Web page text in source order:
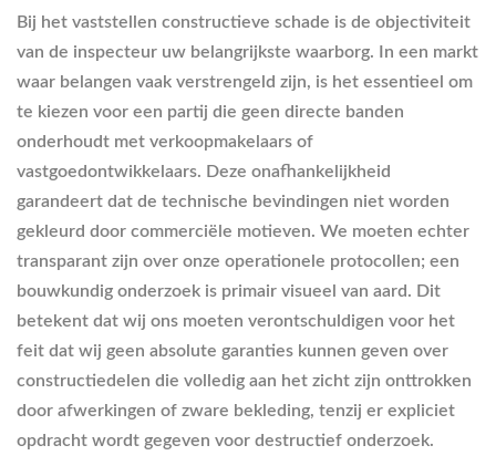
Bij het vaststellen constructieve schade is de objectiviteit
van de inspecteur uw belangrijkste waarborg. In een markt
waar belangen vaak verstrengeld zijn, is het essentieel om
te kiezen voor een partij die geen directe banden
onderhoudt met verkoopmakelaars of
vastgoedontwikkelaars. Deze onafhankelijkheid
garandeert dat de technische bevindingen niet worden
gekleurd door commerciële motieven. We moeten echter
transparant zijn over onze operationele protocollen; een
bouwkundig onderzoek is primair visueel van aard. Dit
betekent dat wij ons moeten verontschuldigen voor het
feit dat wij geen absolute garanties kunnen geven over
constructiedelen die volledig aan het zicht zijn onttrokken
door afwerkingen of zware bekleding, tenzij er expliciet
opdracht wordt gegeven voor destructief onderzoek.